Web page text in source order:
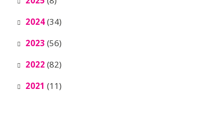
2024(34)
2023 (56)
2022 (82)
2021 (11)